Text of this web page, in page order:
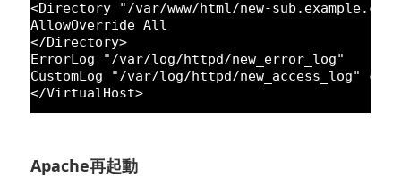
<Directory "/var/www/html/new-sub.example.com"
AllowOverride All
</Directory>
ErrorLog "/var/log/httpd/new_error_log"
CustomLog "/var/log/httpd/new_access_log"
</VirtualHost>
Apache再起動